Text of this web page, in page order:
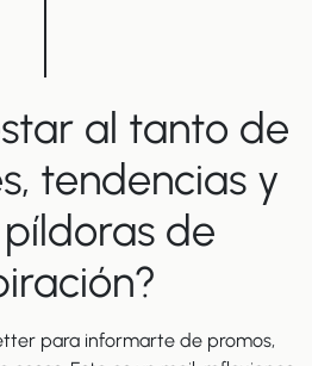
al tanto de
tendencias y
de
para informarte de promos,